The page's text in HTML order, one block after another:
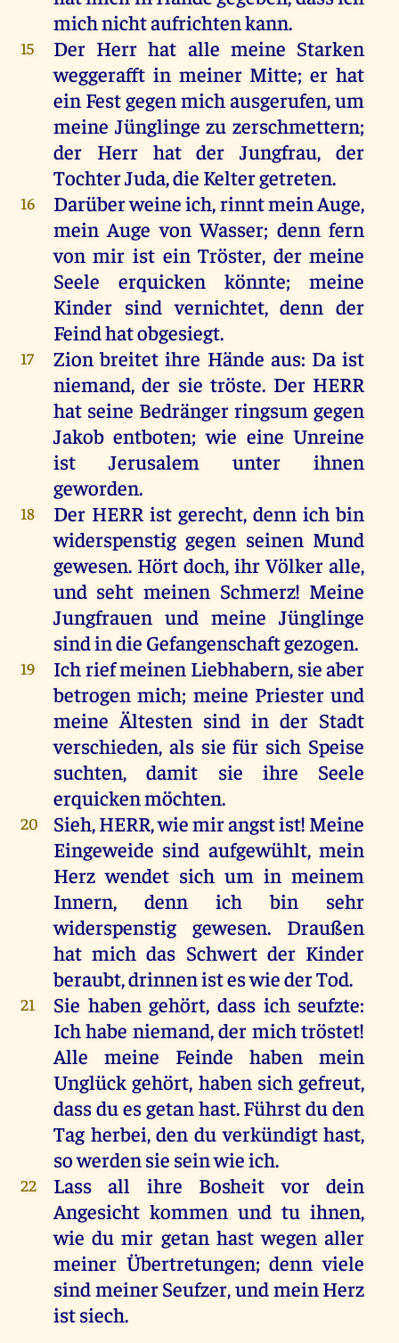
michnichtaufrichtenkann.
15 Der Herr hat alle meine Starken
weggerafft in meiner Mitte;er hat
ein Festgegenmichausgerufen,um
meine Jünglinge zu zerschmettern;
der
Herr hat der Jungfrau,der
TochterJuda,die Keltergetreten.
16 Darüberweineich, rinntmeinAuge,
mein Auge von Wasser; denn fern
von mir ist ein Tröster, der meine
Seele
erquicken könnte;meine
Kinder sindvernichtet,denn der
Feindhatobgesiegt.
17 Zion breitet ihre Hände aus: Da ist
niemand,der sie tröste. Der HERR
hat seine Bedrängerringsum gegen
Jakob entboten;wie eine Unreine
ist
Jerusalem unter
ihnen
geworden.
18 Der HERR ist gerecht,denn ich bin
widerspenstig gegen seinen Mund
gewesen. Hört doch,ihr Völker alle,
und seht meinen Schmerz! Meine
Jungfrauen und meine Jünglinge
sindindie Gefangenschaftgezogen.
19 Ichriefmeinen Liebhabern, sieaber
betrogen mich; meine Priester und
meine Ältesten sind in der Stadt
verschieden, als sie für sich Speise
suchten,damit sie ihre
Seele
erquickenmöchten.
20 Sieh,HERR,wiemirangstist! Meine
Eingeweide sind aufgewühlt,mein
Herz wendet sich um in meinem
Innern, denn ich bin
sehr
widerspenstig
gewesen. Draußen
hat mich das Schwert der Kinder
beraubt,drinnenisteswiederTod.
21 Sie haben gehört, dass ichseufzte:
Ichhabe niemand,der michtröstet!
Alle
meine Feinde haben
mein
Unglück gehört, haben sich gefreut,
dassduesgetanhast.Führstduden
Tag herbei,den du verkündigt hast,
sowerdensie seinwieich.
22 Lassall ihre Bosheit vor
dein
Angesicht kommen und tu ihnen,
wie du mir getan hast wegen aller
meiner Übertretungen;denn viele
sindmeinerSeufzer,undmeinHerz
istsiech.